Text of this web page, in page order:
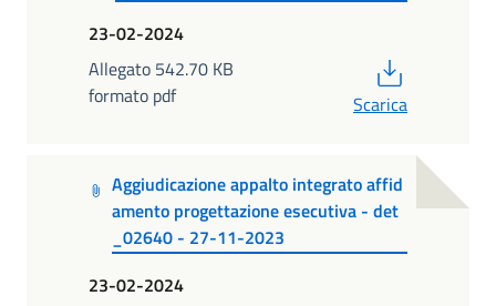
23-02-2024
Allegato 542.70 KB
formato pdf
Scarica
Aggiudicazione appalto integrato affid
amento progettazione esecutiva - det
_02640 - 27-11-2023
23-02-2024